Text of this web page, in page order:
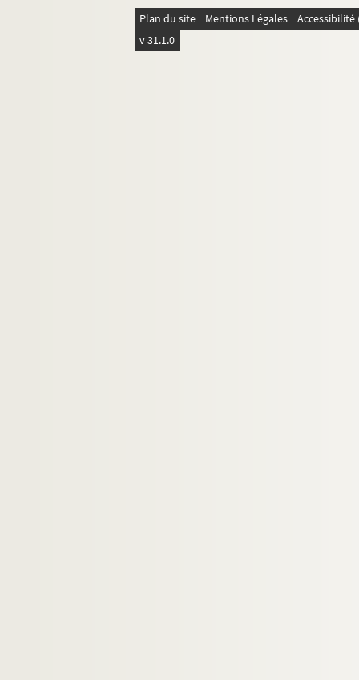
Plan du site Mentions Légales
v 31.1.0